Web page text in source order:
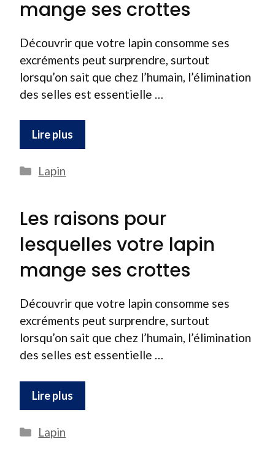
mange ses crottes
Découvrir que votre lapin consomme ses
excréments peut surprendre, surtout
lorsqu’on sait que chez l’humain, l’élimination
des selles est essentielle …
Lire plus
Catégories
Lapin
Les raisons pour
lesquelles votre lapin
mange ses crottes
Découvrir que votre lapin consomme ses
excréments peut surprendre, surtout
lorsqu’on sait que chez l’humain, l’élimination
des selles est essentielle …
Lire plus
Catégories
Lapin